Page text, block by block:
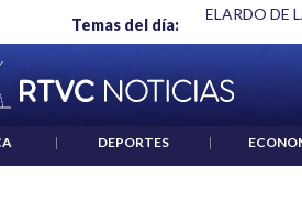
Temas del día:
BETO CORAL ABELARDO DE
| DEPORTES |